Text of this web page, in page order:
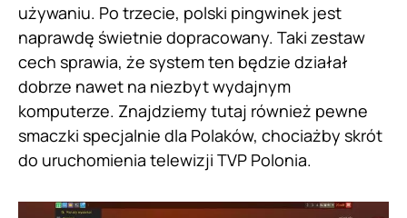
używaniu. Po trzecie, polski pingwinek jest
naprawdę świetnie dopracowany. Taki zestaw
cech sprawia, że system ten będzie działał
dobrze nawet na niezbyt wydajnym
komputerze. Znajdziemy tutaj również pewne
smaczki specjalnie dla Polaków, chociażby skrót
do uruchomienia telewizji TVP Polonia.